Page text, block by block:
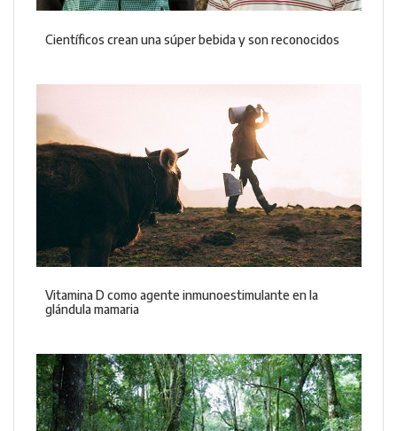
Científicos crean una súper bebida y son reconocidos
Vitamina D como agente inmunoestimulante en la
glándula mamaria